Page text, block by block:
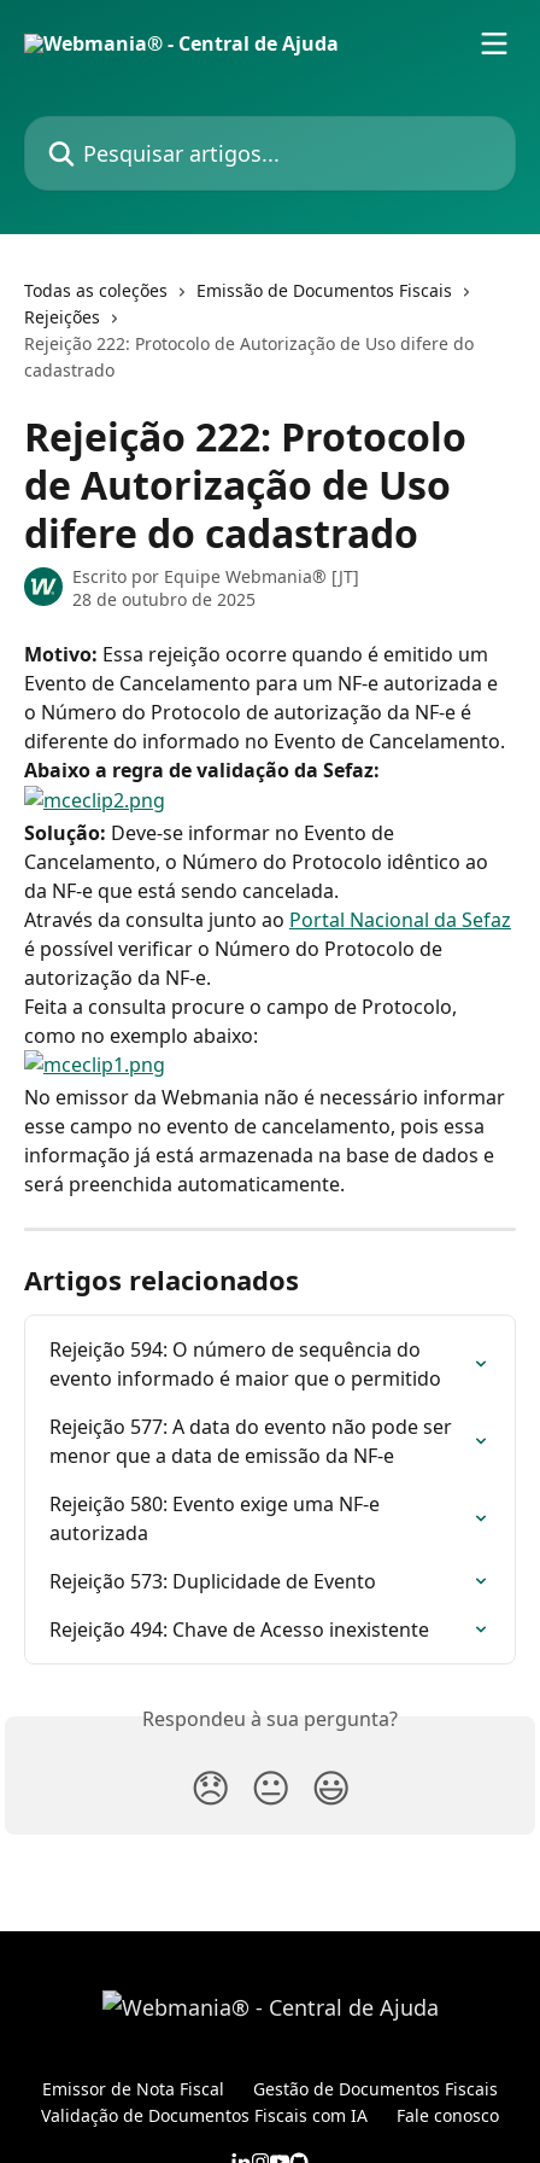
Pesquisar artigos...
Todas as coleções
Emissão de Documentos Fiscais
Rejeições
Rejeição 222: Protocolo de Autorização de Uso difere do
cadastrado
Rejeição 222: Protocolo
de Autorização de Uso
difere do cadastrado
Escrito por Equipe Webmania® [JT]
28 de outubro de 2025
Motivo: Essa rejeição ocorre quando é emitido um
Evento de Cancelamento para um NF-e autorizada e
o Número do Protocolo de autorização da NF-e é
diferente do informado no Evento de Cancelamento.
Abaixo a regra de validação da Sefaz:
Solução: Deve-se informar no Evento de
Cancelamento, o Número do Protocolo idêntico ao
da NF-e que está sendo cancelada.
Através da consulta junto ao Portal Nacional da Sefaz
é possível verificar o Número do Protocolo de
autorização da NF-e.
Feita a consulta procure o campo de Protocolo,
como no exemplo abaixo:
No emissor da Webmania não é necessário informar
esse campo no evento de cancelamento, pois essa
informação já está armazenada na base de dados e
será preenchida automaticamente.
Artigos relacionados
Rejeição 594: O número de sequência do
evento informado é maior que o permitido
Rejeição 577: A data do evento não pode ser
menor que a data de emissão da NF-e
Rejeição 580: Evento exige uma NF-e
autorizada
Rejeição 573: Duplicidade de Evento
Rejeição 494: Chave de Acesso inexistente
Respondeu à sua pergunta?
😞 😐 😃
Emissor de Nota Fiscal
Gestão de Documentos Fiscais
Validação de Documentos Fiscais com IA
Fale conosco